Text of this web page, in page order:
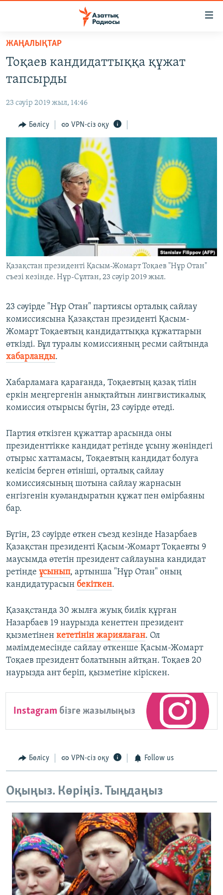
Skip
main
content
to
Navigation
Skip
Search
САЯСАТ
AZATTYQTV
ҚАҢТАР ОҚИҒАСЫ
АДАМ ҚҰҚЫҚТАРЫ
ӘЛЕМ
АРНАЙЫ ЖОБАЛАР
Русский
ЖАЗЫЛЫҢЫЗ
Басқа тілдерде
ЖАҢАЛЫҚТАР
Тоқаев кандидаттыққа құжат
тапсырды
23 сәуір 2019 жыл, 14:46
Бөлісу VPN-сіз оқу
Қазақстан президенті Қасым-Жомарт Тоқаев "Нұр Отан"
съезі кезінде. Нұр-Сұлтан, 23 сәуір 2019 жыл.
23 сәуірде "Нұр Отан" партиясы орталық сайлау
комиссиясына Қазақстан президенті Қасым-
Жомарт Тоқаевтың кандидаттыққа құжаттарын
өткізді. Бұл туралы комиссияның ресми сайтында
хабарланды.
Хабарламаға қарағанда, Тоқаевтың қазақ тілін
еркін меңгергенін анықтайтын лингвистикалық
комиссия отырысы бүгін, 23 сәуірде өтеді.
Партия өткізген құжаттар арасында оны
президенттікке кандидат ретінде ұсыну жөніндегі
отырыс хаттамасы, Тоқаевтың кандидат болуға
келiсiм берген өтiнiші, орталық сайлау
комиссиясының шотына сайлау жарнасын
енгiзгенiн куәландыратын құжат пен өмірбаяны
бар.
Бүгін, 23 сәуірде өткен съезд кезінде Назарбаев
Қазақстан президенті Қасым-Жомарт Тоқаевты 9
маусымда өтетін президент сайлауына кандидат
ретінде ұсынып, артынша "Нұр Отан" оның
кандидатурасын бекіткен.
Қазақстанда 30 жылға жуық билік құрған
Назарбаев 19 наурызда кенеттен президент
қызметінен кететінін жариялаған. Ол
мәлімдемесінде сайлау өткенше Қасым-Жомарт
Тоқаев президент болатынын айтқан. Тоқаев 20
наурызда ант беріп, қызметіне кіріскен.​
Instagram бізге жазылыңыз
Бөлісу VPN-сіз оқу Follow us
Оқыңыз. Көріңіз. Тыңдаңыз